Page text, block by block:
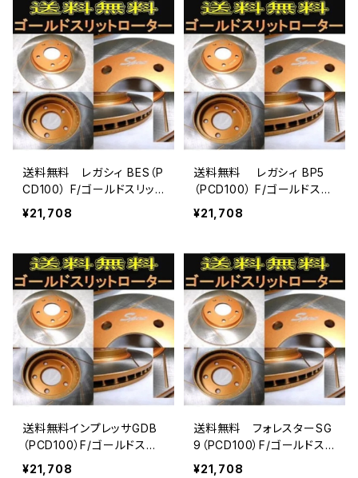
送料無料 レガシィ BES（P
CD100） F/ゴールドスリット
ローター
¥21,708
送料無料 レガシィ BP5
（PCD100） F/ゴールドスリ
ットローター
¥21,708
送料無料インプレッサGDB
（PCD100）F/ゴールドスリ
ットローター
¥21,708
送料無料 フォレスターSG
9（PCD100）F/ゴールドスリ
ットローター
¥21,708